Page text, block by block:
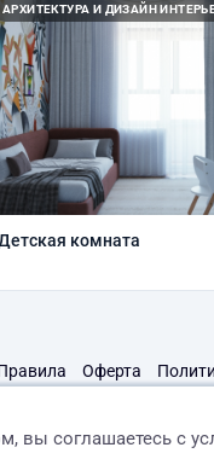
АРХИТЕКТУРА И ДИЗАЙН
комната
Оферта
вы соглашаетесь с